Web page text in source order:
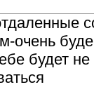
очень
будет